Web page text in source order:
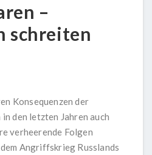
–
schreiten
Konsequenzen der
den letzten Jahren auch
verheerende Folgen
Angriffskrieg Russlands